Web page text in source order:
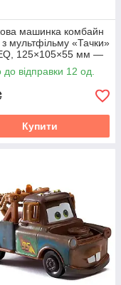
машинка комбайн
мультфільму «Тачки»
125×105×55 мм —
Frank Harvester із
до відправки 12 од.
Купити